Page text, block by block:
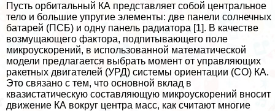
Пусть орбитальный КА представляет собой центральное
тело и большие упругие элементы: две панели солнечных
батарей (ПСБ) и одну панель радиатора [1]. В качестве
возмущающего фактора, подпитывающего поле
микроускорений, в использованной математической
модели предлагается выбрать момент от управляющих
paкетных двигателей (УРД) системы ориентации (СО) КА.
Это связано с тем, что основной вклад в
квазистатическую составляющую микроускорений вносит
движение КА вокруг центра масс, как считают многие